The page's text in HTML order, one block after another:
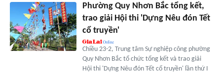
Phường Quy Nhơn Bắc tổng kết,
trao giải Hội thi 'Dựng Nêu đón Tết
cổ truyền'
Chiều 23-2, Trung tâm Sự nghiệp công phường
Quy Nhơn Bắc tổ chức tổng kết và trao giải
Hội thi 'Dựng Nêu đón Tết cổ truyền' lần thứ I